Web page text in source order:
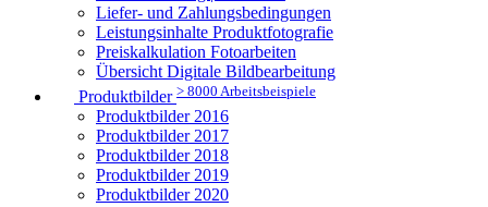
Liefer- und Zahlungsbedingungen
Leistungsinhalte Produktfotografie
Preiskalkulation Fotoarbeiten
Übersicht Digitale Bildbearbeitung
Produktbilder > 8000 Arbeitsbeispiele
Produktbilder 2016
Produktbilder 2017
Produktbilder 2018
Produktbilder 2019
Produktbilder 2020